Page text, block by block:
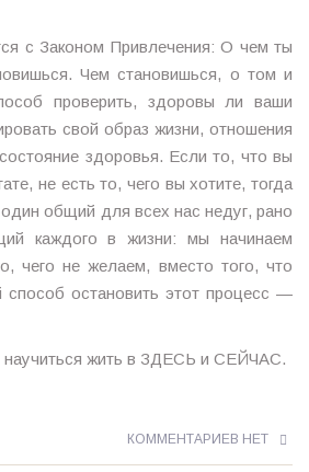
с Законом Привлечения: О чем ты
Чем становишься, о том и
проверить, здоровы ли ваши
свой образ жизни, отношения
здоровья. Если то, что вы
не есть то, чего вы хотите, тогда
общий для всех нас недуг, рано
каждого в жизни: мы начинаем
чего не желаем, вместо того, что
способ остановить этот процесс —
научиться жить в ЗДЕСЬ и СЕЙЧАС.
КОММЕНТАРИЕВ НЕТ